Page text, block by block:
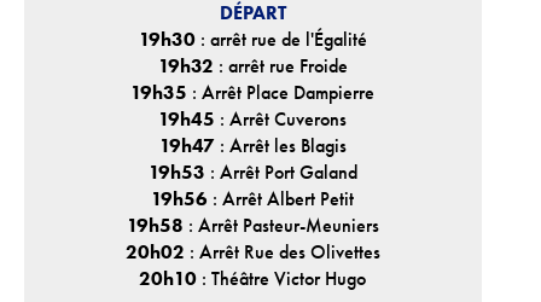
DÉPART
19h30: arrêt rue de l'Égalité
19h32 : arrêt rue Froide
19h35 : Arrêt Place Dampierre
19h45 : Arrêt Cuverons
19h47: Arrêt les Blagis
19h53 : Arrêt Port Galand
19h56 : Arrêt Albert Petit
19h58 : Arrêt Pasteur-Meuniers
20h02 : Arrêt Rue des Olivettes
20h10 : Théâtre Victor Hugo